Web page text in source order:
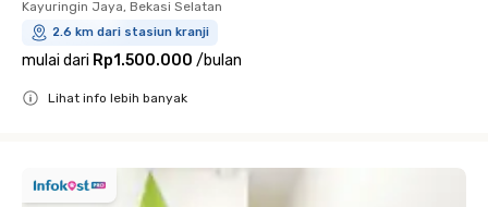
Kayuringin Jaya, Bekasi Selatan
2.6 km dari stasiun kranji
mulai dari Rp1.500.000 /bulan
Lihat info lebih banyak